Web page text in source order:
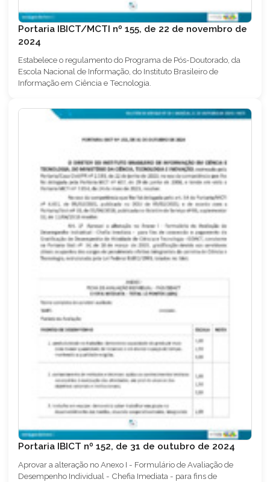
Portaria IBICT/MCTI nº 155, de 22 de novembro de
2024
Estabelece o regulamento do Programa de Pós-Doutorado, da
Escola Nacional de Informação, do Instituto Brasileiro de
Informação em Ciência e Tecnologia.
Portaria IBICT nº 152, de 31 de outubro de 2024
Aprovar a alteração no Anexo I - Formulário de Avaliação de
Desempenho Individual - Chefia Imediata - para fins de